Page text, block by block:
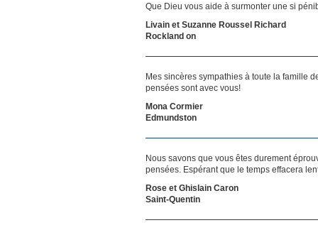
Que Dieu vous aide à surmonter une si
Livain et Suzanne Roussel Richard
Rockland on
Mes sincères sympathies à toute la famille
pensées sont avec vous!
Mona Cormier
Edmundston
Nous savons que vous êtes durement
pensées. Espérant que le temps effacera
Rose et Ghislain Caron
Saint-Quentin